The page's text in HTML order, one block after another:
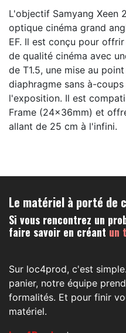
L'objectif Samyang Xeen
optique cinéma grand
EF. Il est conçu pour
de qualité cinéma avec
de T1.5, une mise au
diaphragme sans à-
l'exposition. Il est
Frame (24x36mm) et
allant de 25 cm à l'infini.
Le matériel à porté de
Si vous rencontrez un
faire savoir en créant un
Sur loc4prod, c'est
panier, notre équipe
formalités. Et pour finir
matériel.